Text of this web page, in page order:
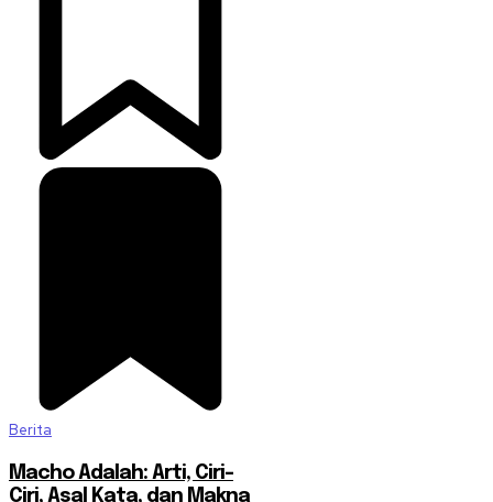
Berita
Macho Adalah: Arti, Ciri-
Ciri, Asal Kata, dan Makna